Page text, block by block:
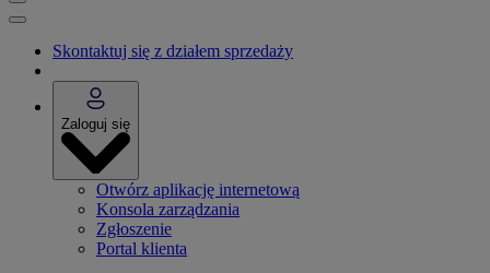
Skontaktuj się z działem sprzedaży
Zaloguj się
Otwórz aplikację internetową
Konsola zarządzania
Zgłoszenie
Portal klienta